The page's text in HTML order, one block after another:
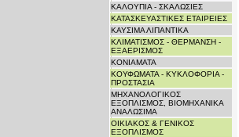
ΚΑΛΟΥΠΙΑ - ΣΚΑΛΩΣΙΕΣ
ΚΑΤΑΣΚΕΥΑΣΤΙΚΕΣ ΕΤΑΙΡΕΙΕΣ
ΚΑΥΣΙΜΑ ΛΙΠΑΝΤΙΚΑ
ΚΛΙΜΑΤΙΣΜΟΣ - ΘΕΡΜΑΝΣΗ -
ΕΞΑΕΡΙΣΜΟΣ
ΚΟΝΙΑΜΑΤΑ
ΚΟΥΦΩΜΑΤΑ - ΚΥΚΛΟΦΟΡΙΑ -
ΠΡΟΣΤΑΣΙΑ
ΜΗΧΑΝΟΛΟΓΙΚΟΣ
ΕΞΟΠΛΙΣΜΟΣ, ΒΙΟΜΗΧΑΝΙΚΑ
ΑΝΑΛΩΣΙΜΑ
ΟΙΚΙΑΚΟΣ & ΓΕΝΙΚΟΣ
ΕΞΟΠΛΙΣΜΟΣ